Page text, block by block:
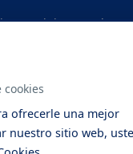
Dominicana y el
y las claves de la
ofrecerle una mejor
nuestro sitio web,